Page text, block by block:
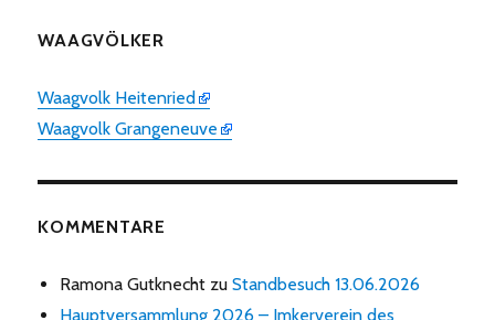
WAAGVÖLKER
Waagvolk Heitenried
Waagvolk Grangeneuve
KOMMENTARE
Ramona Gutknecht zuStandbesuch 13.06.2026
Hauptversammlung 2026 – Imkerverein des